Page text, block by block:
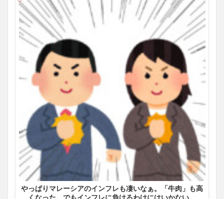
やっぱりマレーシアのインフレも凄いなぁ。「牛肉」も高
くなった。でもインフレに負けるわけにはいかない。